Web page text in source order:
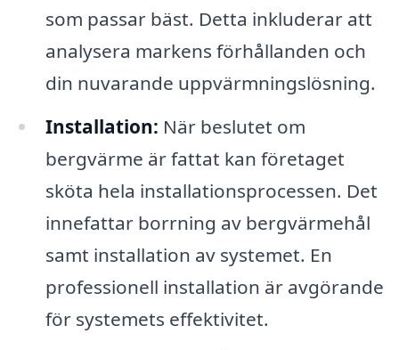
som passar bäst. Detta inkluderar att
analysera markens förhållanden och
din nuvarande uppvärmningslösning.
Installation: När beslutet om
bergvärme är fattat kan företaget
sköta hela installationsprocessen. Det
innefattar borrning av bergvärmehål
samt installation av systemet. En
professionell installation är avgörande
för systemets effektivitet.